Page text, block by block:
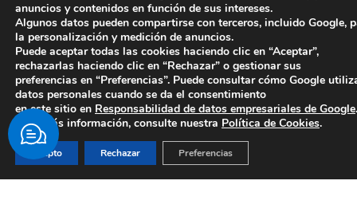
EN RANKINGS DE FORMACIÓN EN DERECHO Y
EN LOS DE PROFESORADO
98
anuncios y contenidos en función de sus intereses.
Algunos datos pueden compartirse con terceros, incluido Google,
la personalización y medición de anuncios.
Puede aceptar todas las cookies haciendo clic en “Aceptar”,
rechazarlas haciendo clic en “Rechazar” o gestionar sus
preferencias en “Preferencias”. Puede consultar cómo Google
datos personales cuando se da el consentimiento
en este sitio en Responsabilidad de datos empresariales de Google.
Para más información, consulte nuestra Política de Cookies.
Acepto Rechazar Preferencias